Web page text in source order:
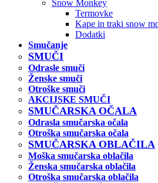
Snow Monkey
Termovke
Kape in traki snow
Dodatki
Smučanje
SMUČI
Odrasle smuči
Ženske smuči
Otroške smuči
AKCIJSKE SMUČI
SMUČARSKA OČALA
Odrasla smučarska očala
Otroška smučarska očala
SMUČARSKA OBLAČILA
Moška smučarska oblačila
Ženska smučarska oblačila
Otroška smučarska oblačila